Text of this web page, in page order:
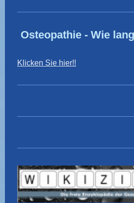
Osteopathie - Wie
Klicken Sie hier!!